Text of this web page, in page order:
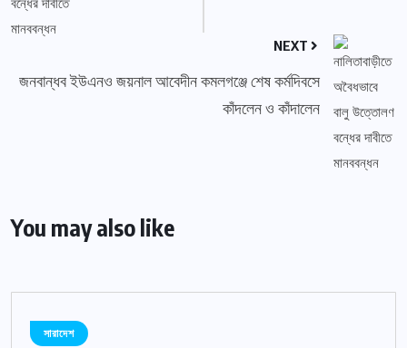
NEXT
জনবান্ধব ইউএনও জয়নাল আবেদীন কমলগঞ্জে শেষ কর্মদিবসে
কাঁদলেন ও কাঁদালেন
You may also like
সারাদেশ